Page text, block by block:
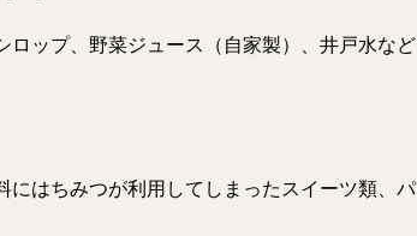
ロップ、野菜ジュース（自家製）、井戸水など
はちみつが利用してしまったスイーツ類、パ